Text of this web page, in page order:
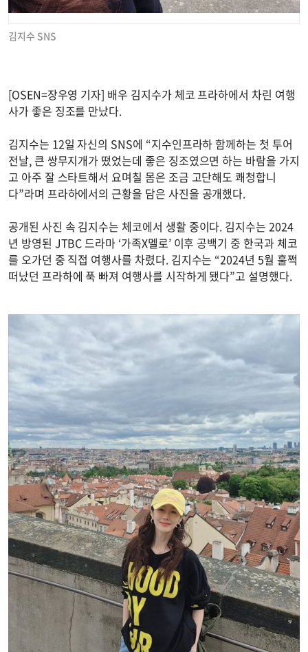
김지수 SNS
[OSEN=장우영 기자] 배우 김지수가 체코 프라하에서 차린 여행
사가 좋은 징조를 만났다.
김지수는 12일 자신의 SNS에 “지수인프라하 함께하는 첫 투어
전날, 큰 쌍무지개가 떴었는데 좋은 징조였으면 하는 바람을 가지
고 아주 잘 스타트해서 요며칠 몸은 조금 고단해도 쾌청합니
다”라며 프라하에서의 근황을 담은 사진을 공개했다.
공개된 사진 속 김지수는 체코에서 생활 중이다. 김지수는 2024
년 방영된 JTBC 드라마 ‘가족X멜로’ 이후 공백기 중 한국과 체코
를 오가던 중 직접 여행사를 차렸다. 김지수는 “2024년 5월 훌쩍
떠났던 프라하에 푹 빠져 여행사를 시작하게 됐다”고 설명했다.